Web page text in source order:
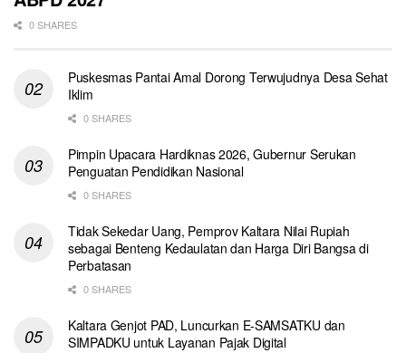
0 SHARES
Puskesmas Pantai Amal Dorong Terwujudnya Desa Sehat
Iklim
0 SHARES
Pimpin Upacara Hardiknas 2026, Gubernur Serukan
Penguatan Pendidikan Nasional
0 SHARES
Tidak Sekedar Uang, Pemprov Kaltara Nilai Rupiah
sebagai Benteng Kedaulatan dan Harga Diri Bangsa di
Perbatasan
0 SHARES
Kaltara Genjot PAD, Luncurkan E-SAMSATKU dan
SIMPADKU untuk Layanan Pajak Digital